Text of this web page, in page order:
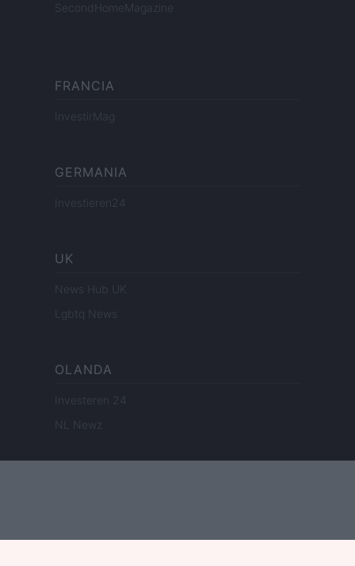
SecondHomeMagazine
FRANCIA
InvestirMag
GERMANIA
Investieren24
UK
News Hub UK
Lgbtq News
OLANDA
Investeren 24
NL Newz